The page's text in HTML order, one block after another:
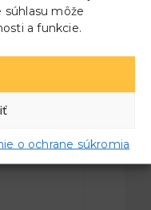
súhlasu môže
a funkcie.
o ochrane súkromia
tú správnu